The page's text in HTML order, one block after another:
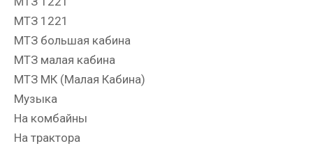
МТЗ 1221
МТЗ большая кабина
МТЗ малая кабина
МТЗ МК (Малая Кабина)
Музыка
На комбайны
На трактора